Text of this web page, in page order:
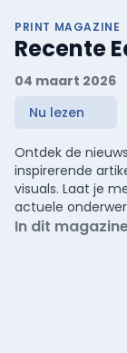
PRINT MAGAZINE
Recente
04 maart 2026
Nu lezen
Ontdek de
inspirerende
visuals. Laat je
actuele
In dit